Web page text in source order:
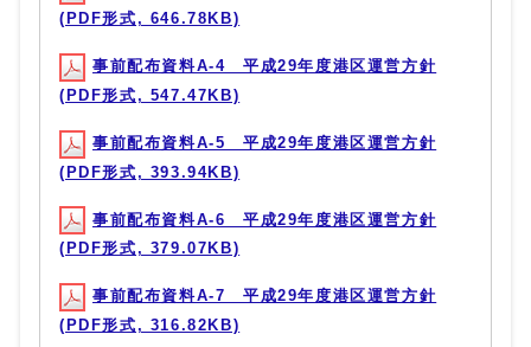
(PDF形式, 646.78KB)
事前配布資料A-4 平成29年度港区運営方針
(PDF形式, 547.47KB)
事前配布資料A-5 平成29年度港区運営方針
(PDF形式, 393.94KB)
事前配布資料A-6 平成29年度港区運営方針
(PDF形式, 379.07KB)
事前配布資料A-7 平成29年度港区運営方針
(PDF形式, 316.82KB)